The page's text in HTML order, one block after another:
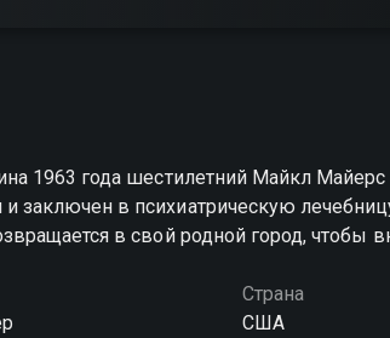
1963 года шестилетний Майкл
в психиатрическую
в свой родной город, чтобы
Страна
США